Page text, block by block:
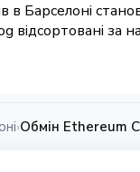
Барселоні
за
›Обмін Ethereum